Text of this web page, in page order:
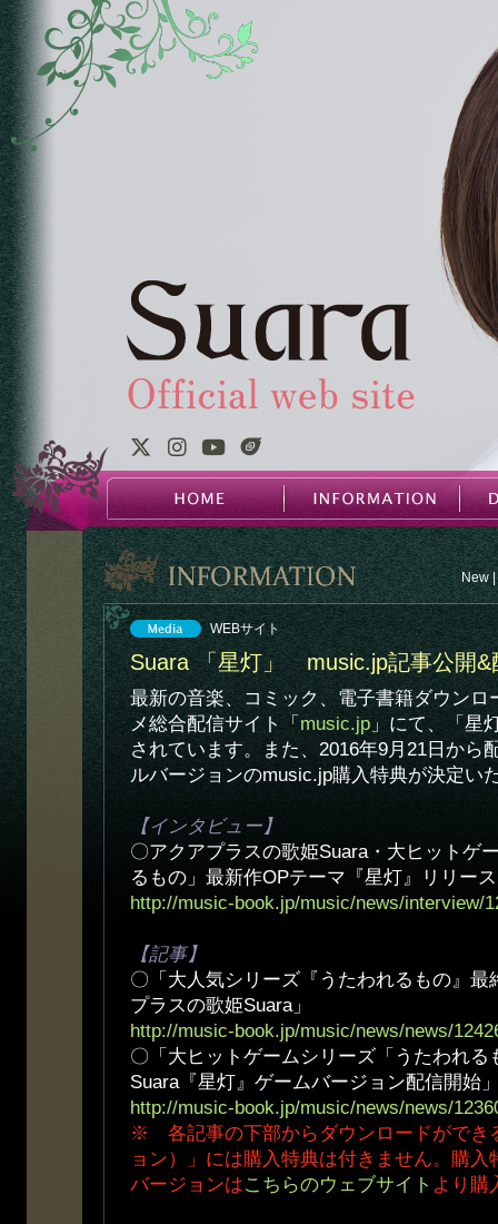
New |
WEBサイト
Suara 「星灯」 music.jp記事公開&
最新の音楽、コミック、電子書籍ダウンロ
メ総合配信サイト「 music.jp 」にて、「星
されています。また、2016年9月21日から
ルバージョンのmusic.jp購入特典が決定い
【インタビュー】
〇アクアプラスの歌姫Suara・大ヒットゲ
るもの」最新作OPテーマ『星灯』リリース
http://music-book.jp/music/news/interview/
【記事】
〇「大人気シリーズ『うたわれるもの』最
プラスの歌姫Suara」
http://music-book.jp/music/news/news/
〇「大ヒットゲームシリーズ「うたわれる
Suara『星灯』ゲームバージョン配信開始
http://music-book.jp/music/news/news/
※ 各記事の下部からダウンロードができ
ョン）」には購入特典は付きません。購
バージョンはこちらのウェブサイト より購